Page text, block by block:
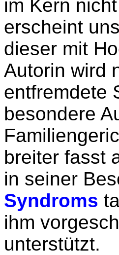
im Kern
erscheint
dieser mit
Autorin wird
entfremdete
besondere
breiter fasst
in seiner
Syndroms
ihm
unterstützt.